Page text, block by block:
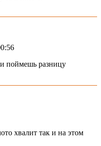
поймешь разницу
хвалит так и на этом